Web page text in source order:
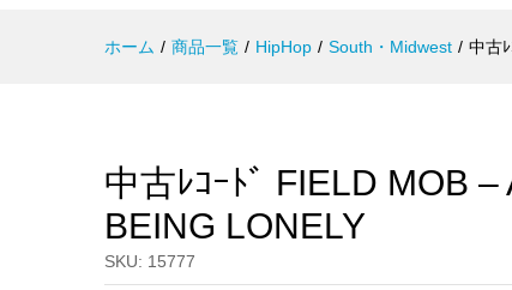
ホーム / 商品一覧 / HipHop / South・Midwest / 中古
中古ﾚｺｰﾄﾞ FIELD MOB
BEING LONELY
SKU: 15777